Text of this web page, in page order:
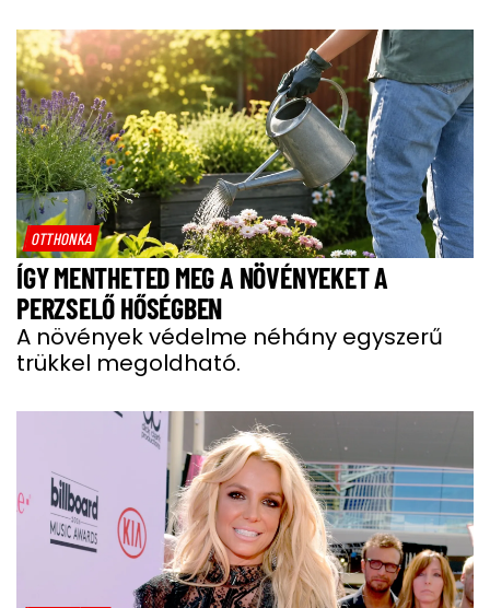
OTTHONKA
ÍGY MENTHETED MEG A NÖVÉNYEKET A
PERZSELŐ HŐSÉGBEN
A növények védelme néhány egyszerű
trükkel megoldható.